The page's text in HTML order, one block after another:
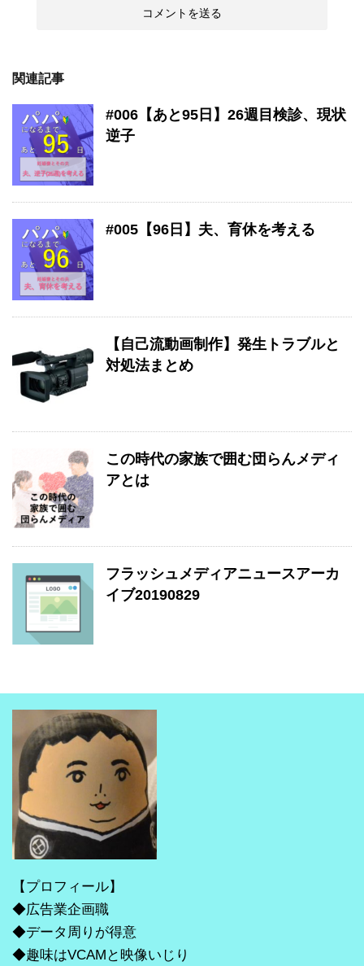
関連記事
#006【あと95日】26週目検診、現状
逆子
#005【96日】夫、育休を考える
【自己流動画制作】発生トラブルと
対処法まとめ
この時代の家族で囲む団らんメディ
アとは
フラッシュメディアニュースアーカ
イブ20190829
【プロフィール】
◆広告業企画職
◆データ周りが得意
◆趣味はVCAMと映像いじり